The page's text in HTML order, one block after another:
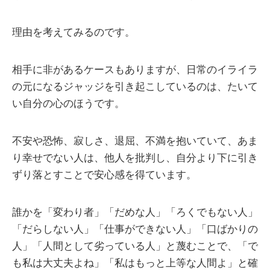
理由を考えてみるのです。
相手に非があるケースもありますが、日常のイライラ
の元になるジャッジを引き起こしているのは、たいて
い自分の心のほうです。
不安や恐怖、寂しさ、退屈、不満を抱いていて、あま
り幸せでない人は、他人を批判し、自分より下に引き
ずり落とすことで安心感を得ています。
誰かを「変わり者」「だめな人」「ろくでもない人」
「だらしない人」「仕事ができない人」「口ばかりの
人」「人間として劣っている人」と蔑むことで、「で
も私は大丈夫よね」「私はもっと上等な人間よ」と確